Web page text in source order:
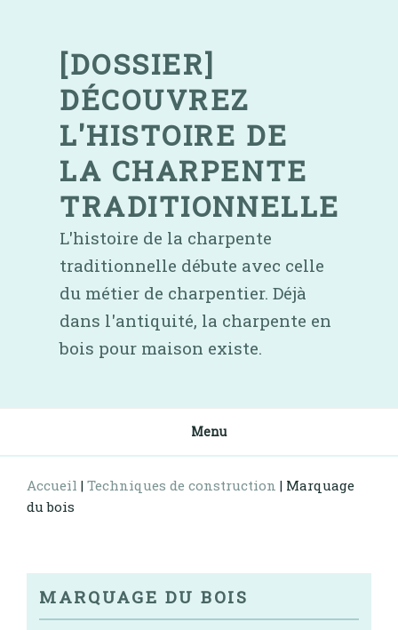
[DOSSIER]
DÉCOUVREZ
L'HISTOIRE DE
LA CHARPENTE
TRADITIONNELLE
L'histoire de la charpente
traditionnelle débute avec celle
du métier de charpentier. Déjà
dans l'antiquité, la charpente en
bois pour maison existe.
Menu
Accueil | Techniques de construction | Marquage
du bois
MARQUAGE DU BOIS